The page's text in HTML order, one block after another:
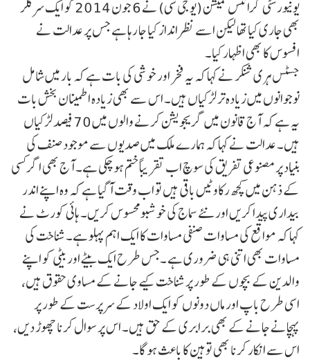
یونیورسٹی گرانٹس کمیشن (یو جی سی) نے 6 جون 2014 کو ایک سرکلر
بھی جاری کیا تھا لیکن اسے نظر انداز کیا جا رہا ہے جس پر عدالت نے
افسوس کا بھی اظہار کیا۔
جسٹس ہری شنکر نے کہا کہ یہ فخر اور خوشی کی بات ہے کہ بار میں شامل
نوجوانوں میں زیادہ تر لڑکیاں ہیں۔ اس سے بھی زیادہ اطمینان بخش بات
یہ ہے کہ آج قانون میں گریجویشن کرنے والوں میں 70 فیصد لڑکیاں
ہیں۔ عدالت نے کہا کہ ہمارے ملک میں صدیوں سے موجود صنف کی
بنیاد پر مصنوعی تفریق کی سوچ اب تقریباً ختم ہو چکی ہے۔ آج بھی اگر کسی
کے ذہن میں کچھ رکاوٹیں باقی ہیں تو اب وقت آ گیا ہے کہ وہ اپنے اندر
بیداری پیدا کریں اور نئے سماج کی خوشبو محسوس کریں۔ ہائی کورٹ نے
کہا کہ مواقع کی مساوات صنفی مساوات کا ایک اہم پہلو ہے۔ شناخت کی
مساوات بھی اتنی ہی ضروری ہے ۔جس طرح ایک بیٹے اور بیٹی کو اپنے
والدین کے بچوں کے طور پر شناخت کیے جانے کے مساوی حقوق ہیں،
اسی طرح باپ اور ماں دونوں کو ایک اولاد کے سرپرست کے طور پر
پہچانے جانے کے بھی برابری کے حق ہیں۔ اس پر سوال کرنا چھوڑ دیں،
اس سے انکار کرنا بھی توہین کا باعث ہو گا۔